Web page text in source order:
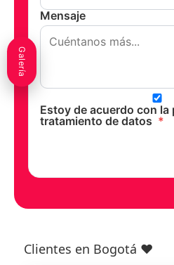
Mensaje
Estoy de acuerdo con la
tratamiento de datos *
Clientes en Bogotá ❤️
Galería